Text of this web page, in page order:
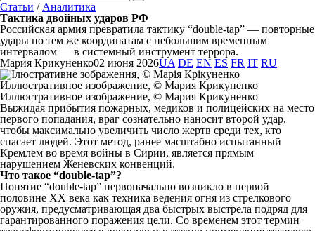
Статьи / Аналитика
Тактика двойных ударов РФ
Российская армия превратила тактику “double-tap” — повторные
удары по тем же координатам с небольшим временным
интервалом — в системный инструмент террора.
Мария Крикуненко02 июня 2026UA DE EN ES FR IT RU
Иллюстративное изображение, © Мария Крикуненко
Выжидая прибытия пожарных, медиков и полицейских на место
первого попадания, враг сознательно наносит второй удар,
чтобы максимально увеличить число жертв среди тех, кто
спасает людей. Этот метод, ранее масштабно испытанный
Кремлем во время войны в Сирии, является прямым
нарушением Женевских конвенций.
Что такое “double-tap”?
Понятие “double-tap” первоначально возникло в первой
половине XX века как техника ведения огня из стрелкового
оружия, предусматривающая два быстрых выстрела подряд для
гарантированного поражения цели. Со временем этот термин